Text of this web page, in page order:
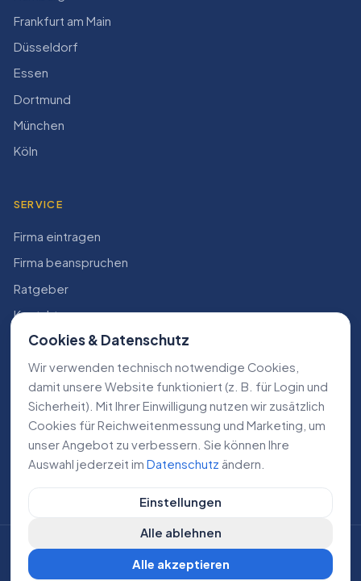
Frankfurt am Main
Düsseldorf
Essen
Dortmund
München
Köln
SERVICE
Firma eintragen
Firma beanspruchen
Ratgeber
Kontakt
Konto
RECHTLICHES
Impressum
Datenschutz
AGB
©2026Lokale Dienstleistungen. Alle Rechte vorbehalten.
CH Cookie-Einstellungen
Cookies & Datenschutz
Wir verwenden technisch notwendige Cookies,
damit unsere Website funktioniert (z. B. für Login und
Sicherheit). Mit Ihrer Einwilligung nutzen wir zusätzlich
Cookies für Reichweiten­messung und Marketing, um
unser Angebot zu verbessern. Sie können Ihre
Auswahl jederzeit im Datenschutz ändern.
Einstellungen
Alle ablehnen
Alle akzeptieren